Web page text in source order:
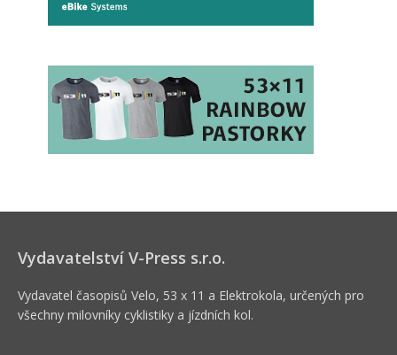
Vydavatelství V-Press s.r.o.
Vydavatel časopisů Velo, 53 x 11 a Elektrokola, určených pro
všechny milovníky cyklistiky a jízdních kol.